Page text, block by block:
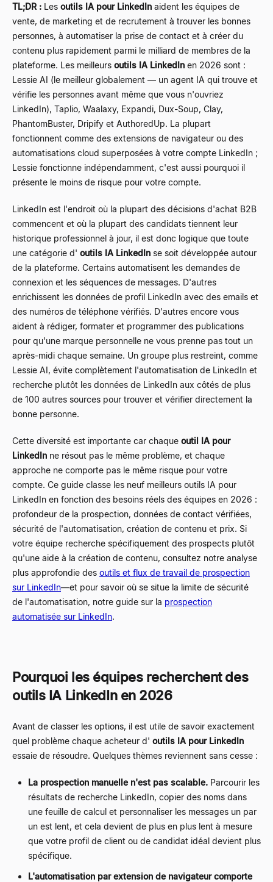
TL;DR : Les outils IA pour LinkedIn aident les équipes de
vente, de marketing et de recrutement à trouver les bonnes
personnes, à automatiser la prise de contact et à créer du
contenu plus rapidement parmi le milliard de membres de la
plateforme. Les meilleurs outils IA LinkedIn en 2026 sont :
Lessie AI (le meilleur globalement — un agent IA qui trouve et
vérifie les personnes avant même que vous n'ouvriez
LinkedIn), Taplio, Waalaxy, Expandi, Dux-Soup, Clay,
PhantomBuster, Dripify et AuthoredUp. La plupart
fonctionnent comme des extensions de navigateur ou des
automatisations cloud superposées à votre compte LinkedIn ;
Lessie fonctionne indépendamment, c'est aussi pourquoi il
présente le moins de risque pour votre compte.
LinkedIn est l'endroit où la plupart des décisions d'achat B2B
commencent et où la plupart des candidats tiennent leur
historique professionnel à jour, il est donc logique que toute
une catégorie d' outils IA LinkedIn se soit développée autour
de la plateforme. Certains automatisent les demandes de
connexion et les séquences de messages. D'autres
enrichissent les données de profil LinkedIn avec des emails et
des numéros de téléphone vérifiés. D'autres encore vous
aident à rédiger, formater et programmer des publications
pour qu'une marque personnelle ne vous prenne pas tout un
après-midi chaque semaine. Un groupe plus restreint, comme
Lessie AI, évite complètement l'automatisation de LinkedIn et
recherche plutôt les données de LinkedIn aux côtés de plus
de 100 autres sources pour trouver et vérifier directement la
bonne personne.
Cette diversité est importante car chaque outil IA pour
LinkedIn ne résout pas le même problème, et chaque
approche ne comporte pas le même risque pour votre
compte. Ce guide classe les neuf meilleurs outils IA pour
LinkedIn en fonction des besoins réels des équipes en 2026 :
profondeur de la prospection, données de contact vérifiées,
sécurité de l'automatisation, création de contenu et prix. Si
votre équipe recherche spécifiquement des prospects plutôt
qu'une aide à la création de contenu, consultez notre analyse
plus approfondie des outils et flux de travail de prospection
sur LinkedIn—et pour savoir où se situe la limite de sécurité
de l'automatisation, notre guide sur la prospection
automatisée sur LinkedIn.
Pourquoi les équipes recherchent des
outils IA LinkedIn en 2026
Avant de classer les options, il est utile de savoir exactement
quel problème chaque acheteur d' outils IA pour LinkedIn
essaie de résoudre. Quelques thèmes reviennent sans cesse :
La prospection manuelle n'est pas scalable. Parcourir les
résultats de recherche LinkedIn, copier des noms dans
une feuille de calcul et personnaliser les messages un par
un est lent, et cela devient de plus en plus lent à mesure
que votre profil de client ou de candidat idéal devient plus
spécifique.
L'automatisation par extension de navigateur comporte